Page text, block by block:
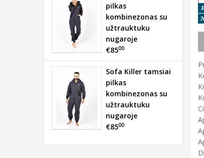
pilkas
kombinezonas su
užtrauktuku
nugaroje
€8500
Sofa Killer tamsiai
pilkas
kombinezonas su
užtrauktuku
nugaroje
€8500